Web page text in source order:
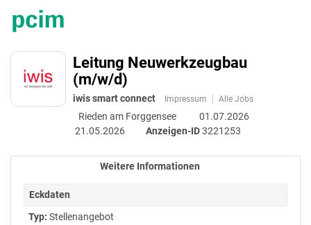
Accessibility
Modus
zur
Navigation
von
Endgerät
aus
Leitung Neuwerkzeugbau
(m/w/d)
iwis smart connect Impressum Alle Jobs
Rieden am Forggensee
01.07.2026
21.05.2026
Anzeigen-ID3221253
Weitere Informationen
Eckdaten
Typ: Stellenangebot